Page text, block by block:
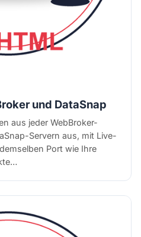
und DataSnap
aus jeder WebBroker-
Servern aus, mit Live-
Port wie Ihre